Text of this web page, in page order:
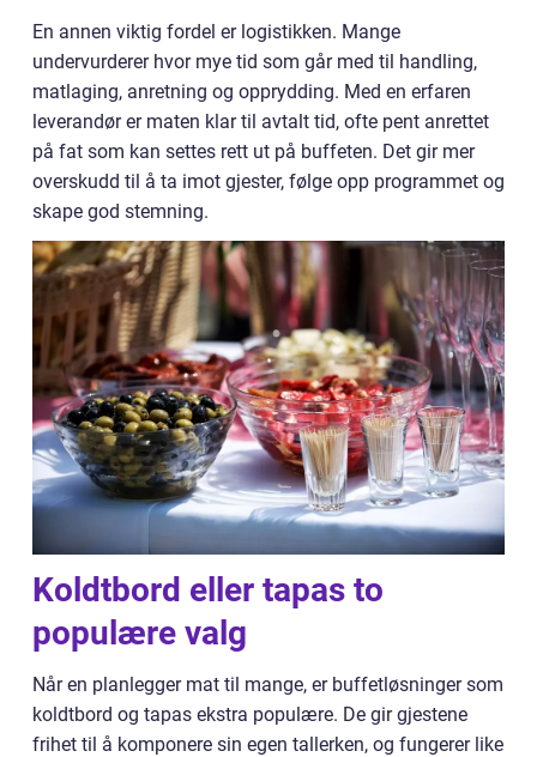
En annen viktig fordel er logistikken. Mange
undervurderer hvor mye tid som går med til handling,
matlaging, anretning og opprydding. Med en erfaren
leverandør er maten klar til avtalt tid, ofte pent anrettet
på fat som kan settes rett ut på buffeten. Det gir mer
overskudd til å ta imot gjester, følge opp programmet og
skape god stemning.
Koldtbord eller tapas to
populære valg
Når en planlegger mat til mange, er buffetløsninger som
koldtbord og tapas ekstra populære. De gir gjestene
frihet til å komponere sin egen tallerken, og fungerer like